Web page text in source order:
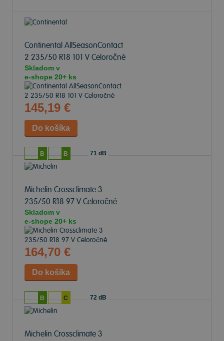
Continental AllSeasonContact
2 235/50 R18 101 V Celoročné
Skladom v
e-shope 20+ ks
145,19 €
B B 71 dB
Michelin Crossclimate 3
235/50 R18 97 V Celoročné
Skladom v
e-shope 20+ ks
164,70 €
B C 72 dB
Michelin Crossclimate 3